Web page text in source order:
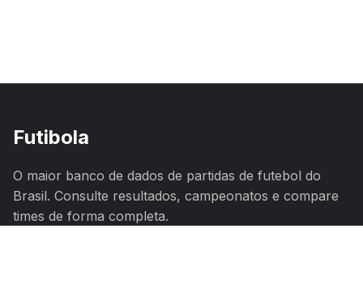
Futibola
O maior banco de dados de partidas de futebol do
Brasil. Consulte resultados, campeonatos e compare
times de forma completa.